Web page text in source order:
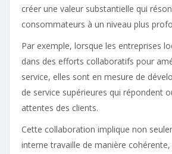
créer une valeur substantielle qui
consommateurs à un niveau plus
Par exemple, lorsque les entreprises
dans des efforts collaboratifs pour
service, elles sont en mesure de
de service supérieures qui répondent
attentes des clients.
Cette collaboration implique non
interne travaille de manière cohérente,